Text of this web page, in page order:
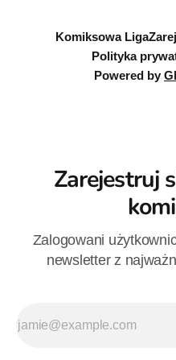
Komiksowa Liga
Polityka
Powered by
Zarejestruj
Zalogowani
newsletter z